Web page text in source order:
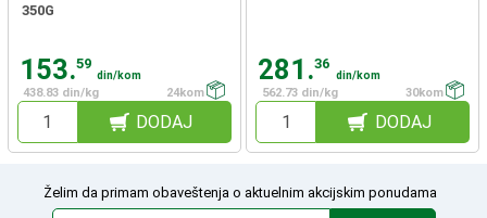
350G
153.59
din/kom
438.83 din/kg
24kom
DODAJ
281.36
din/kom
562.73 din/kg
30kom
DODAJ
Želim da primam obaveštenja o aktuelnim akcijskim ponudama